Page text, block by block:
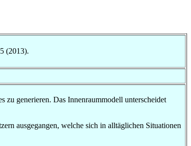
(2013).
zu generieren. Das Innenraummodell unterscheidet
ausgegangen, welche sich in alltäglichen Situationen